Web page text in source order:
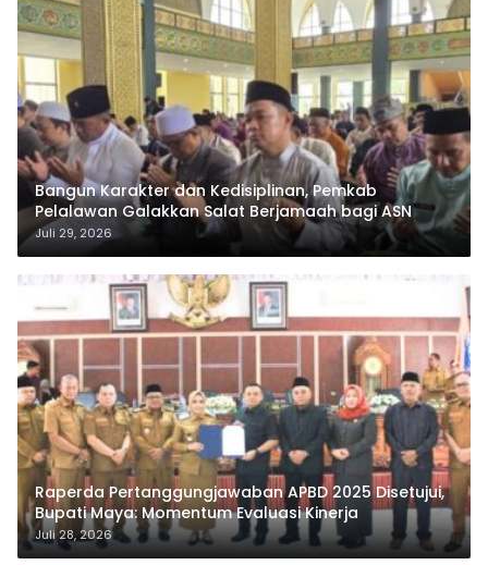
Bangun Karakter dan Kedisiplinan, Pemkab
Pelalawan Galakkan Salat Berjamaah bagi ASN
Juli 29, 2026
Raperda Pertanggungjawaban APBD 2025 Disetujui,
Bupati Maya: Momentum Evaluasi Kinerja
Juli 28, 2026